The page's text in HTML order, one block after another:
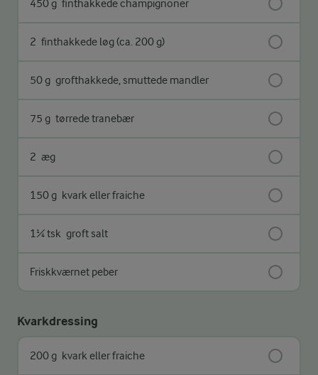
450 g finthakkede champignoner
2 finthakkede løg (ca. 200 g)
50 g grofthakkede, smuttede mandler
75 g tørrede tranebær
2 æg
150 g kvark eller fraiche
1¼ tsk groft salt
Friskkværnet peber
Kvarkdressing
200 g kvark eller fraiche